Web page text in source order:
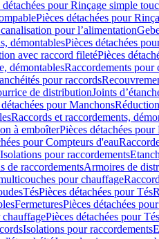
détachées pour Rinçage simple
Pièces détachées pour
pour l’alimentation
démontablesPièces détachées
avec raccord filetéPièces
démontablesRaccordements pour
pour raccords
de distributionJoints
pour Manchons
Raccords et raccordements,
à emboîterPièces détachées
pour Compteurs d'eau
Isolations pour raccordements
de raccordementsArmoires de
pour chauffage
TésPièces détachées pour Tés
FermeturesPièces détachées
Pièces détachées pour
Isolations pour raccordements